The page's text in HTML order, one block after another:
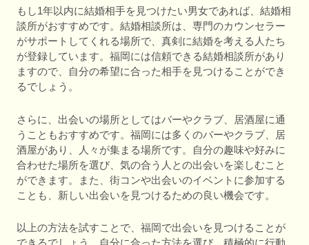
もし1年以内に結婚相手を見つけたい男女であれば、結婚相
談所がおすすめです。結婚相談所は、専門のカウンセラー
がサポートしてくれる場所で、真剣に結婚を考える人たち
が登録しています。福岡には信頼できる結婚相談所があり
ますので、自分の希望に合った相手を見つけることができ
るでしょう。
さらに、出会いの場所としてはバーやクラブ、居酒屋に通
うこともおすすめです。福岡には多くのバーやクラブ、居
酒屋があり、人々が集まる場所です。自分の趣味や好みに
合わせた場所を選び、気の合う人との出会いを楽しむこと
ができます。また、街コンや出会いのイベントに参加する
ことも、新しい出会いを見つけるための良い機会です。
以上の方法を試すことで、福岡で出会いを見つけることが